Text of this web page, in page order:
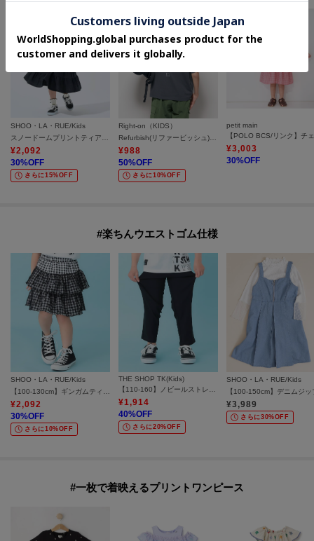
SHOO・LA・RUE/Kids
¥2,092
30%OFF
さらに15%OFF
Right-on（KIDS）
¥988
50%OFF
さらに10%OFF
petit main
¥3,003
30%OFF
#楽ちんウエストゴム仕様
SHOO・LA・RUE/Kids
【100-130cm】ギンガムティアードスカート
¥2,092
30%OFF
さらに10%OFF
THE SHOP TK(Kids)
【110-160】ノビールストレートパンツ
¥1,914
40%OFF
さらに20%OFF
SHOO・LA・RUE/Kids
¥3,989
さらに30%OFF
#一枚で着映えるプリントワンピース